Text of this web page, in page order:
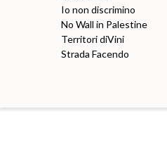
Io non discrimino
No Wall in Palestine
Territori diVini
Strada Facendo